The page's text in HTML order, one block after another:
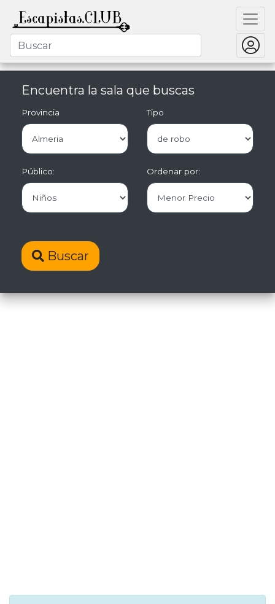
Encuentra la sala que buscas
Provincia Tipo
Público: Ordenar por:
Buscar